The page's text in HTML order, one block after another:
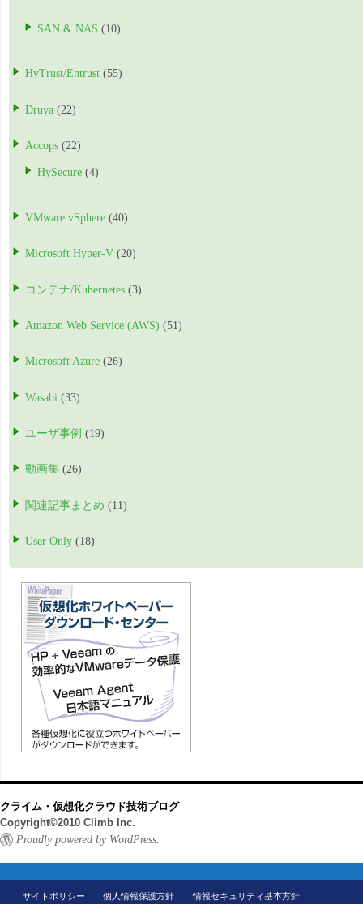
SAN & NAS (10)
HyTrust/Entrust (55)
Druva (22)
Accops (22)
HySecure (4)
VMware vSphere (40)
Microsoft Hyper-V (20)
コンテナ/Kubernetes (3)
Amazon Web Service (AWS) (51)
Microsoft Azure (26)
Wasabi (33)
ユーザ事例 (19)
動画集 (26)
関連記事まとめ (11)
User Only (18)
クライム・仮想化クラウド技術ブログ
Copyright©2010 Climb Inc.
Proudly powered by WordPress.
サイトポリシー 個人情報保護方針 情報セキュリティ基本方針